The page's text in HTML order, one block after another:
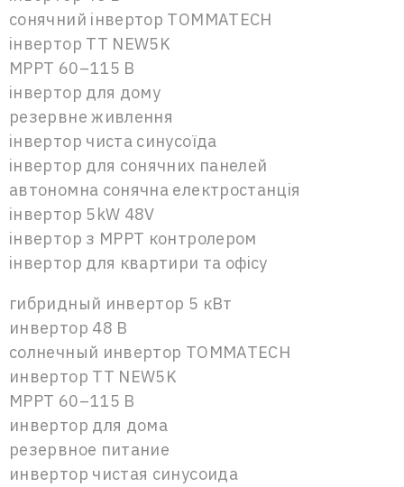
сонячний інвертор TOMMATECH
інвертор TT NEW5K
MPPT 60–115 В
інвертор для дому
резервне живлення
інвертор чиста синусоїда
інвертор для сонячних панелей
автономна сонячна електростанція
інвертор 5kW 48V
інвертор з MPPT контролером
інвертор для квартири та офісу
гибридный инвертор 5 кВт
инвертор 48 В
солнечный инвертор TOMMATECH
инвертор TT NEW5K
MPPT 60–115 В
инвертор для дома
резервное питание
инвертор чистая синусоида